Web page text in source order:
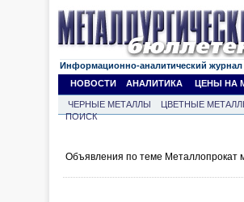
Информационно-аналитический журнал
НОВОСТИ
АНАЛИТИКА ЦЕНЫ НА
ЧЕРНЫЕ МЕТАЛЛЫ ЦВЕТНЫЕ
ПОИСК
Объявления по теме Металлопрокат